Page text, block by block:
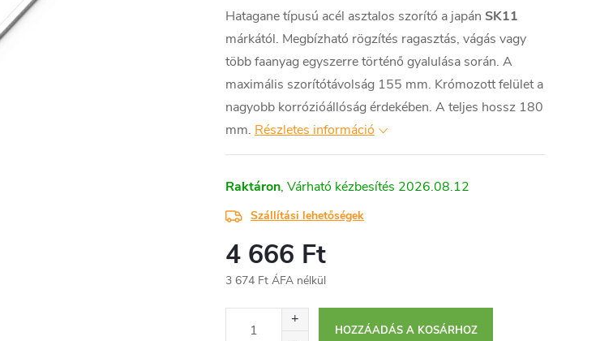
Hatagane típusú acél asztalos szorító a japán SK11
márkától. Megbízható rögzítés ragasztás, vágás vagy
több faanyag egyszerre történő gyalulása során. A
maximális szorítótávolság 155 mm. Krómozott felület a
nagyobb korrózióállóság érdekében. A teljes hossz 180
mm. Részletes információ
Raktáron 2026.08.12
Szállítási lehetőségek
4 666 Ft
3 674 Ft ÁFA nélkül
HOZZÁADÁS A KOSÁRHOZ